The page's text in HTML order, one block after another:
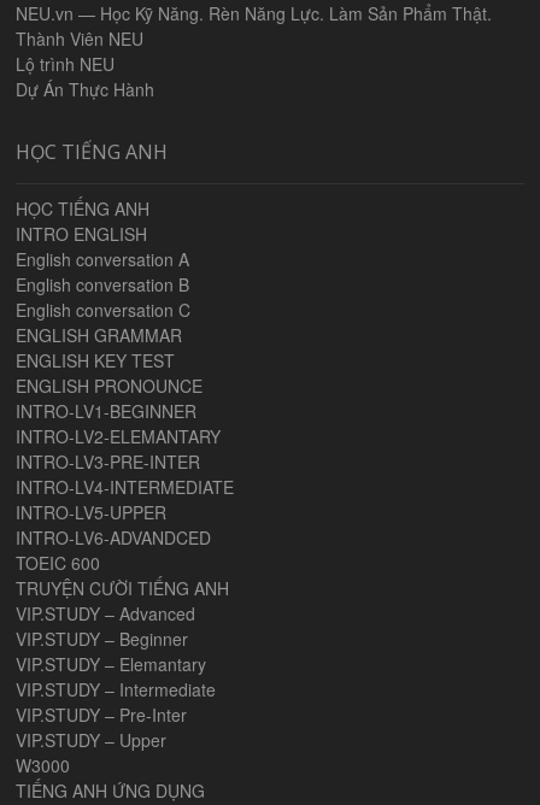
NEU.vn — Học Kỹ Năng. Rèn Năng Lực. Làm Sản Phẩm Thật.
Thành Viên NEU
Lộ trình NEU
Dự Án Thực Hành
HỌC TIẾNG ANH
HỌC TIẾNG ANH
INTRO ENGLISH
English conversation A
English conversation B
English conversation C
ENGLISH GRAMMAR
ENGLISH KEY TEST
ENGLISH PRONOUNCE
INTRO-LV1-BEGINNER
INTRO-LV2-ELEMANTARY
INTRO-LV3-PRE-INTER
INTRO-LV4-INTERMEDIATE
INTRO-LV5-UPPER
INTRO-LV6-ADVANDCED
TOEIC 600
TRUYỆN CƯỜI TIẾNG ANH
VIP.STUDY – Advanced
VIP.STUDY – Beginner
VIP.STUDY – Elemantary
VIP.STUDY – Intermediate
VIP.STUDY – Pre-Inter
VIP.STUDY – Upper
W3000
TIẾNG ANH ỨNG DỤNG